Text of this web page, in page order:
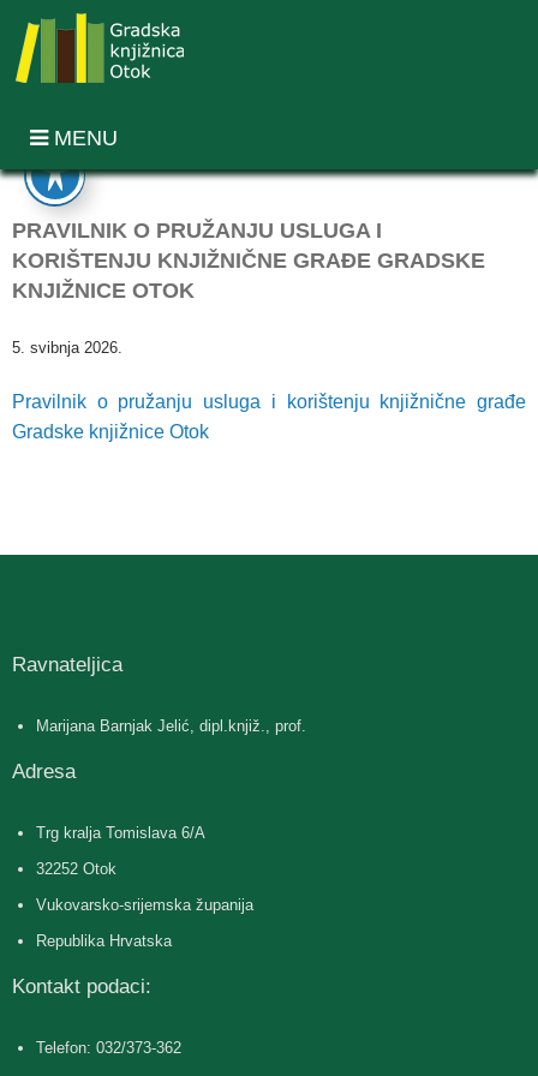
MENU
PRAVILNIK O PRUŽANJU USLUGA I
KORIŠTENJU KNJIŽNIČNE GRAĐE GRADSKE
KNJIŽNICE OTOK
5. svibnja 2026.
Pravilnik o pružanju usluga i korištenju knjižnične građe
Gradske knjižnice Otok
Ravnateljica
Marijana Barnjak Jelić, dipl.knjiž., prof.
Adresa
Trg kralja Tomislava 6/A
32252 Otok
Vukovarsko-srijemska županija
Republika Hrvatska
Kontakt podaci:
Telefon: 032/373-362